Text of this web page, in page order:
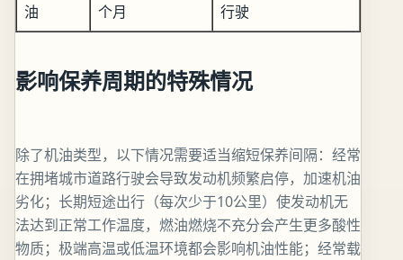
油
个月
行驶
影响保养周期的特殊情况
除了机油类型，以下情况需要适当缩短保养间隔：经常
在拥堵城市道路行驶会导致发动机频繁启停，加速机油
劣化；长期短途出行（每次少于10公里）使发动机无
法达到正常工作温度，燃油燃烧不充分会产生更多酸性
物质；极端高温或低温环境都会影响机油性能；经常载